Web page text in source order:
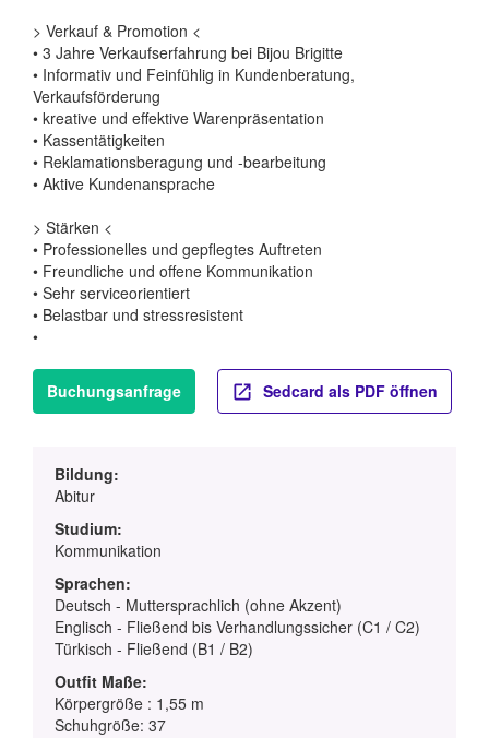
> Verkauf & Promotion <
• 3 Jahre Verkaufserfahrung bei Bijou Brigitte
• Informativ und Feinfühlig in Kundenberatung,
Verkaufsförderung
• kreative und effektive Warenpräsentation
• Kassentätigkeiten
• Reklamationsberagung und -bearbeitung
• Aktive Kundenansprache
> Stärken <
• Professionelles und gepflegtes Auftreten
• Freundliche und offene Kommunikation
• Sehr serviceorientiert
• Belastbar und stressresistent
•
Buchungsanfrage Sedcard als PDF öffnen
Bildung:
Abitur
Studium:
Kommunikation
Sprachen:
Deutsch - Muttersprachlich (ohne Akzent)
Englisch - Fließend bis Verhandlungssicher (C1 / C2)
Türkisch - Fließend (B1 / B2)
Outfit Maße:
Körpergröße : 1,55 m
Schuhgröße: 37